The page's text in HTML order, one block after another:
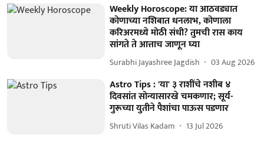
Weekly Horoscope: या आठवड्यात
कोणाच्या नशिबात धनलाभ, कोणाला
करिअरमध्ये मोठी संधी? तुमची रास काय
सांगते ते आत्ताच जाणून घ्या
Surabhi Jayashree Jagdish 03 Aug 2026
Astro Tips : 'या' ३ राशींचे नशीब ४
दिवसांत सोन्यासारखे चमकणार; सूर्य-
गुरूच्या युतीने पैशांचा पाऊस पडणार
Shruti Vilas Kadam 13 Jul 2026